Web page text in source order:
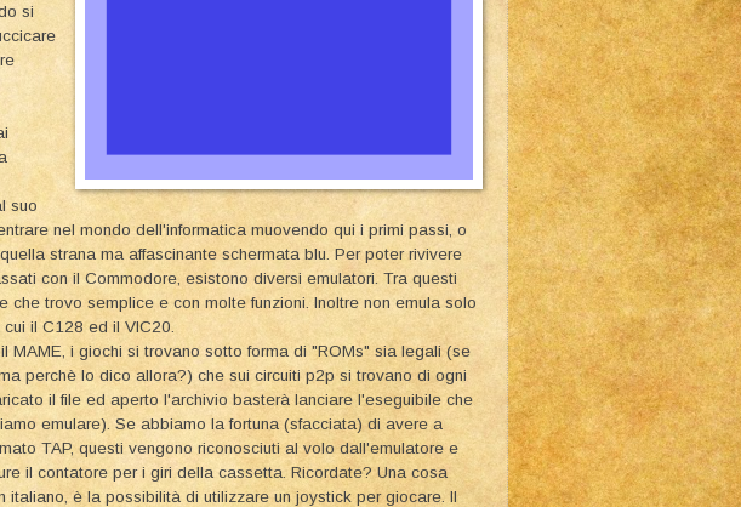
si
suo
nel mondo dell'informatica muovendo qui i primi passi, o
strana ma affascinante schermata blu. Per poter rivivere
con il Commodore, esistono diversi emulatori. Tra questi
che trovo semplice e con molte funzioni. Inoltre non emula solo
il C128 ed il VIC20.
MAME, i giochi si trovano sotto forma di "ROMs" sia legali (se
perchè lo dico allora?) che sui circuiti p2p si trovano di ogni
il file ed aperto l'archivio basterà lanciare l'eseguibile che
emulare). Se abbiamo la fortuna (sfacciata) di avere a
TAP, questi vengono riconosciuti al volo dall'emulatore e
il contatore per i giri della cassetta. Ricordate? Una cosa
italiano, è la possibilità di utilizzare un joystick per giocare. Il